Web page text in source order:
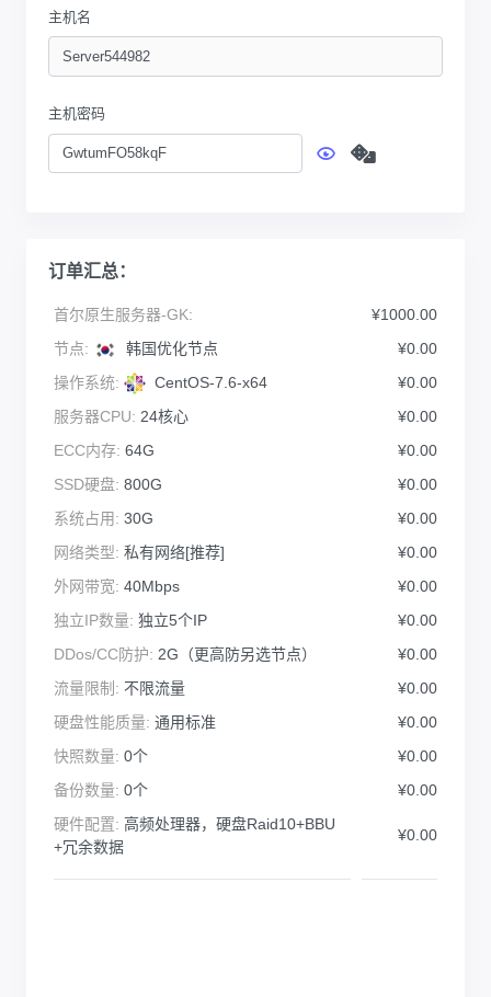
主机名
主机密码
订单汇总：
首尔原生服务器-GK:
¥1000.00
节点:
韩国优化节点
¥0.00
操作系统:
CentOS-7.6-x64
¥0.00
服务器CPU: 24核心
¥0.00
ECC内存: 64G
¥0.00
SSD硬盘: 800G
¥0.00
系统占用: 30G
¥0.00
网络类型: 私有网络[推荐]
¥0.00
外网带宽: 40Mbps
¥0.00
独立IP数量: 独立5个IP
¥0.00
DDos/CC防护: 2G（更高防另选节点）
¥0.00
流量限制: 不限流量
¥0.00
硬盘性能质量: 通用标准
¥0.00
快照数量: 0个
¥0.00
备份数量: 0个
¥0.00
硬件配置: 高频处理器，硬盘Raid10+BBU
+冗余数据
¥0.00